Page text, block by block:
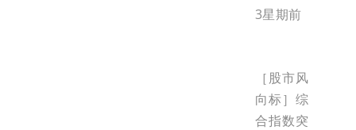
3星期前
［股市风
向标］综
合指数突